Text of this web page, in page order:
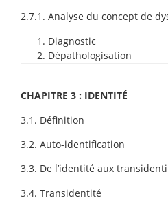
2.7.1. Analyse du concept de
Diagnostic
Dépathologisation
CHAPITRE 3 : IDENTITÉ
3.1. Définition
3.2. Auto-identification
3.3. De l’identité aux
3.4. Transidentité